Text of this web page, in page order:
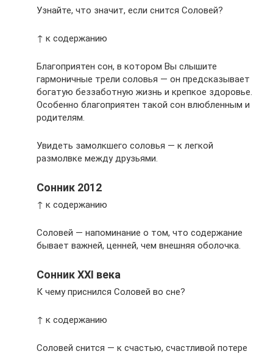
Узнайте, что значит, если снится Соловей?
↑ к содержанию
Благоприятен сон, в котором Вы слышите
гармоничные трели соловья — он предсказывает
богатую беззаботную жизнь и крепкое здоровье.
Особенно благоприятен такой сон влюбленным и
родителям.
Увидеть замолкшего соловья — к легкой
размолвке между друзьями.
Сонник 2012
↑ к содержанию
Соловей — напоминание о том, что содержание
бывает важней, ценней, чем внешняя оболочка.
Сонник XXI века
К чему приснился Соловей во сне?
↑ к содержанию
Соловей снится — к счастью, счастливой потере